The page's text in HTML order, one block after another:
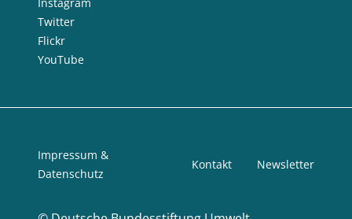
Instagram
Twitter
Flickr
YouTube
Impressum &
Datenschutz
Kontakt Newsletter